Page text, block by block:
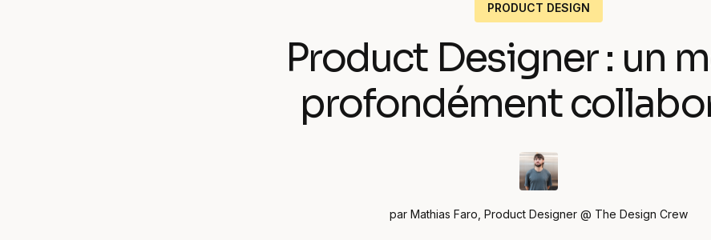
PRODUCT DESIGN
Product Designer : un
profondément
par Mathias Faro Product Designer @ The Design Crew